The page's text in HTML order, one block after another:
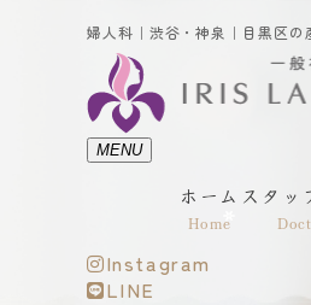
MENU
ホーム
Home
スタッ
Instagram
LINE